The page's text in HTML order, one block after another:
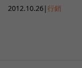
2012.10.26|行銷